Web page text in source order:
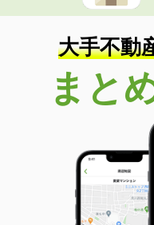
大手不動
まと